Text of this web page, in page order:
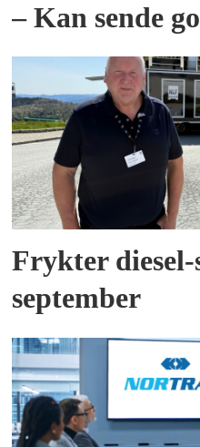
– Kan sende
Frykter diesel-
september